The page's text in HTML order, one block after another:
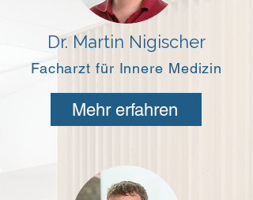
Dr. Martin Nigischer
Facharzt für Innere Medizin
Mehr erfahren